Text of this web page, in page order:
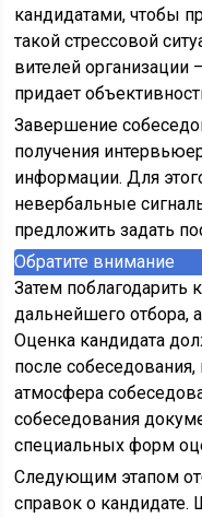
кандидатами, чтобы
такой стрессовой
вителей организации
придает
Завершение
получения
информации. Для
невербальные
предложить задать
Обратите внимание
Затем поблагодарить
дальнейшего отбора,
Оценка кандидата
после собеседования,
атмосфера
собеседования
специальных форм
Следующим этапом
справок о кандидате.